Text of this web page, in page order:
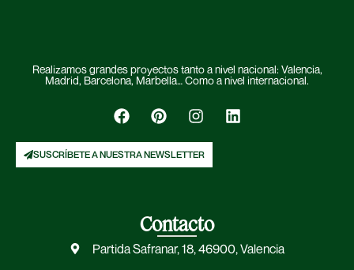
Realizamos grandes proyectos tanto a nivel nacional: Valencia,
Madrid, Barcelona, Marbella… Como a nivel internacional.
SUSCRÍBETE A NUESTRA NEWSLETTER
Contacto
Partida Safranar, 18, 46900, Valencia